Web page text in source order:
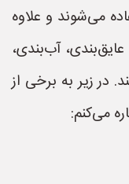
می‌شوند و علاوه
آب‌بندی،
در زیر به برخی از
می‌کنم: